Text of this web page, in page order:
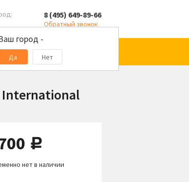
город -
Да Нет
8 (495) 649-89-66
Обратный звонок
International
руб.
нет в наличии